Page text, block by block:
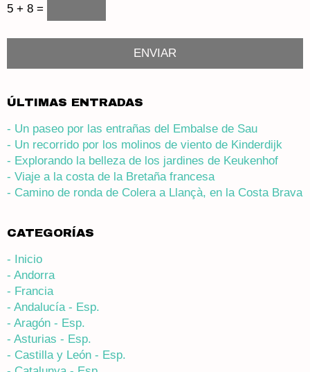
5 + 8 =
ÚLTIMAS ENTRADAS
- Un paseo por las entrañas del Embalse de Sau
- Un recorrido por los molinos de viento de Kinderdijk
- Explorando la belleza de los jardines de Keukenhof
- Viaje a la costa de la Bretaña francesa
- Camino de ronda de Colera a Llançà, en la Costa Brava
CATEGORÍAS
- Inicio
- Andorra
- Francia
- Andalucía - Esp.
- Aragón - Esp.
- Asturias - Esp.
- Castilla y León - Esp.